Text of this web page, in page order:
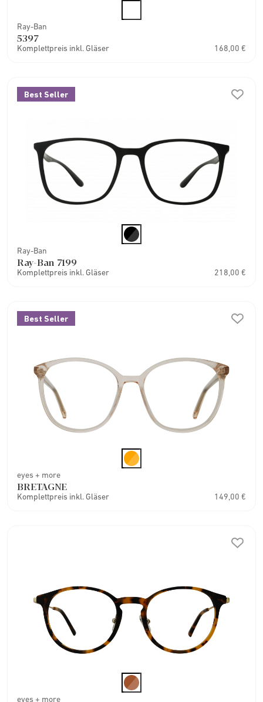
Ray-Ban
5397
Komplettpreis inkl. Gläser 168,00 €
Best Seller
Ray-Ban
Ray-Ban 7199
Komplettpreis inkl. Gläser 218,00 €
Best Seller
eyes + more
BRETAGNE
Komplettpreis inkl. Gläser 149,00 €
eyes + more